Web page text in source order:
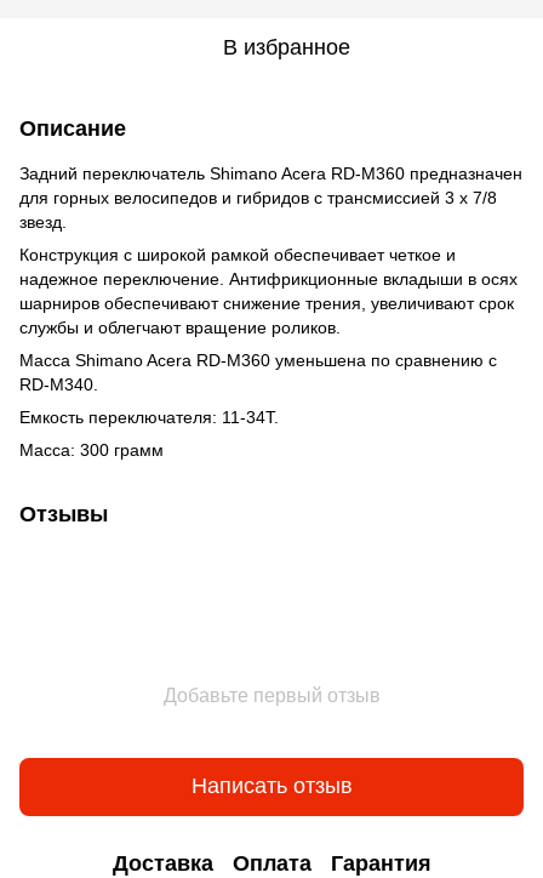
В избранное
Описание
Задний переключатель Shimano Acera RD-M360 предназначен
для горных велосипедов и гибридов с трансмиссией 3 х 7/8
звезд.
Конструкция с широкой рамкой обеспечивает четкое и
надежное переключение. Антифрикционные вкладыши в осях
шарниров обеспечивают снижение трения, увеличивают срок
службы и облегчают вращение роликов.
Масса Shimano Acera RD-M360 уменьшена по сравнению с
RD-M340.
Емкость переключателя: 11-34Т.
Масса: 300 грамм
Отзывы
Добавьте первый отзыв
Написать отзыв
Доставка Оплата Гарантия